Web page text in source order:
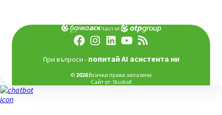
Част от:
При въпроси - попитай AI асистента ни
© 2026Всички права запазени
Сайт от: StudioX